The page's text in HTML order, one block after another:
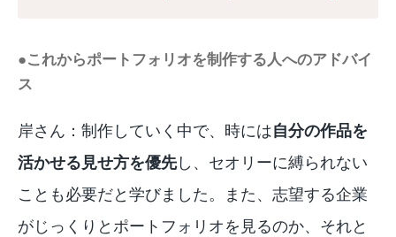
●これからポートフォリオを制作する人へのアドバイ
ス
岸さん：制作していく中で、時には自分の作品を
活かせる見せ方を優先し、セオリーに縛られない
ことも必要だと学びました。また、志望する企業
がじっくりとポートフォリオを見るのか、それと